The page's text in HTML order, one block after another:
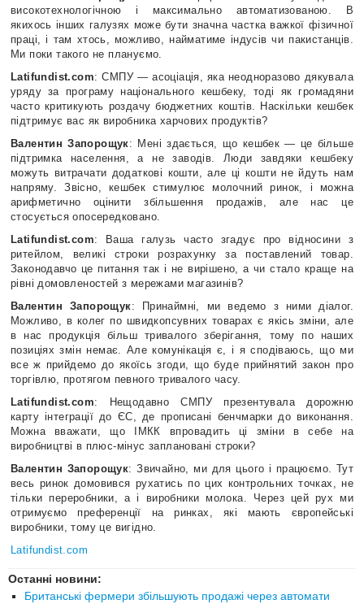
високотехнологічною і максимально автоматизованою. В
якихось інших галузях може бути значна частка важкої фізичної
праці, і там хтось, можливо, найматиме індусів чи пакистанців.
Ми поки такого не плануємо.
Latifundist.com: СМПУ — асоціація, яка неодноразово дякувала
уряду за програму національного кешбеку, тоді як громадяни
часто критикують роздачу бюджетних коштів. Наскільки кешбек
підтримує вас як виробника харчових продуктів?
Валентин Запорощук: Мені здається, що кешбек — це більше
підтримка населення, а не заводів. Люди завдяки кешбеку
можуть витрачати додаткові кошти, але ці кошти не йдуть нам
напряму. Звісно, кешбек стимулює молочний ринок, і можна
арифметично оцінити збільшення продажів, але нас це
стосується опосередковано.
Latifundist.com: Ваша галузь часто згадує про відносини з
ритейлом, великі строки розрахунку за поставлений товар.
Законодавчо це питання так і не вирішено, а чи стало краще на
рівні домовленостей з мережами магазинів?
Валентин Запорощук: Принаймні, ми ведемо з ними діалог.
Можливо, в колег по швидкопсувних товарах є якісь зміни, але
в нас продукція більш тривалого зберігання, тому по наших
позиціях змін немає. Але комунікація є, і я сподіваюсь, що ми
все ж прийдемо до якоїсь згоди, що буде прийнятий закон про
торгівлю, протягом певного тривалого часу.
Latifundist.com: Нещодавно СМПУ презентувала дорожню
карту інтеграції до ЄС, де прописані бенчмарки до виконання.
Можна вважати, що ІМКК впровадить ці зміни в себе на
виробництві в плюс-мінус заплановані строки?
Валентин Запорощук: Звичайно, ми для цього і працюємо. Тут
весь ринок домовився рухатись по цих контрольних точках, не
тільки переробники, а і виробники молока. Через цей рух ми
отримуємо преференції на ринках, які мають європейські
виробники, тому це вигідно.
Latifundist.com
Останні новини:
Британські фермери збільшують продажі через автомати